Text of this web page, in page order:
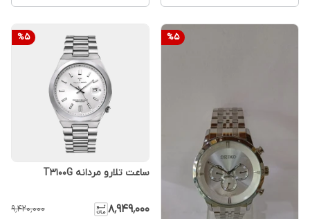
%5
%5
ساعت تلارو مردانه T3100G
۸٬۹۴۹٬۰۰۰ ۹٬۴۲۰٬۰۰۰